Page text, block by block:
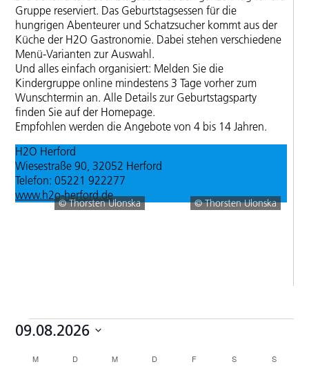
Gruppe reserviert. Das Geburtstagsessen für die
hungrigen Abenteurer und Schatzsucher kommt aus der
Küche der H2O Gastronomie. Dabei stehen verschiedene
Menü-Varianten zur Auswahl.
Und alles einfach organisiert: Melden Sie die
Kindergruppe online mindestens 3 Tage vorher zum
Wunschtermin an. Alle Details zur Geburtstagsparty
finden Sie auf der Homepage.
Empfohlen werden die Angebote von 4 bis 14 Jahren.
H2O Herford
Wiesestraße 90, 32052 Herford
Telefon: 05221 922277
www.h2o-herford.de
© Thorsten Ulonska © Thorsten Ulonska
Veranstaltungen
09.08.2026
wählen.
Kalender
MMONTAG DDIENSTAGM MITTWOCH
DDONNERSTAG
F SSAMSTAGS